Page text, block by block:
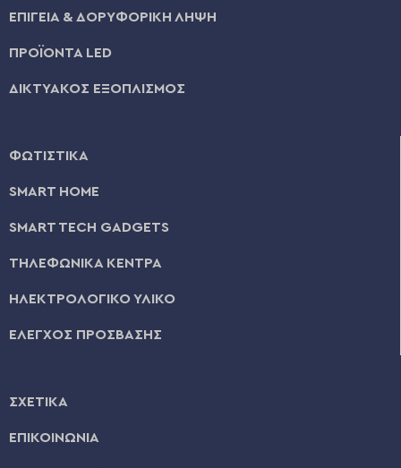
ΕΠΙΓΕΙΑ & ΔΟΡΥΦΟΡΙΚΗ ΛΗΨΗ
ΠΡΟΪΟΝΤΑ LED
ΔΙΚΤΥΑΚΟΣ ΕΞΟΠΛΙΣΜΟΣ
ΦΩΤΙΣΤΙΚΑ
SMART HOME
SMART TECH GADGETS
ΤΗΛΕΦΩΝΙΚΑ ΚΕΝΤΡΑ
ΗΛΕΚΤΡΟΛΟΓΙΚΟ ΥΛΙΚΟ
ΕΛΕΓΧΟΣ ΠΡΟΣΒΑΣΗΣ
ΣΧΕΤΙΚΑ
ΕΠΙΚΟΙΝΩΝΙΑ